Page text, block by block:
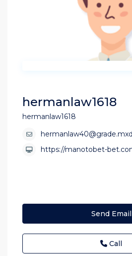
hermanlaw1618
hermanlaw1618
https://manotobet-
Send Email
Call